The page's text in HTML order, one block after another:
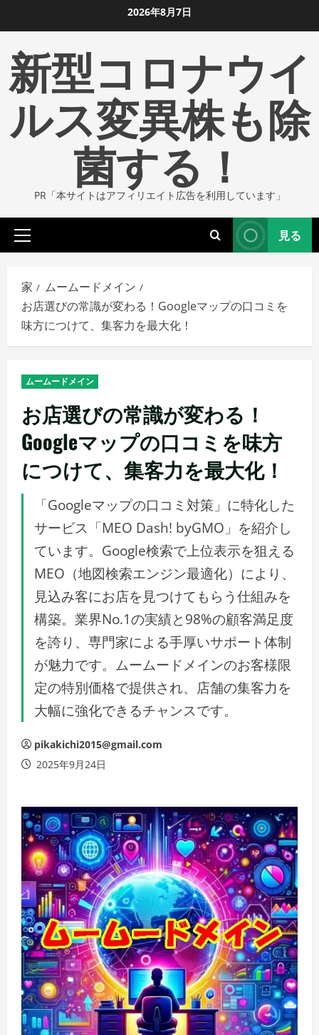
ン
ツ
ま
2026年8月7日
新型コロナウイ
ルス変異株も除
菌する！
PR「本サイトはアフィリエイト広告を利用しています」
プ
イ
マ
リ
メ
ニ
ー
見る
家
ムームードメイン
お店選びの常識が変わる！Googleマップの口コミを
味方につけて、集客力を最大化！
ムームードメイン
お店選びの常識が変わる！
Googleマップの口コミを味方
につけて、集客力を最大化！
「Googleマップの口コミ対策」に特化した
サービス「MEO Dash! byGMO」を紹介し
ています。Google検索で上位表示を狙える
MEO（地図検索エンジン最適化）により、
見込み客にお店を見つけてもらう仕組みを
構築。業界No.1の実績と98%の顧客満足度
を誇り、専門家による手厚いサポート体制
が魅力です。ムームードメインのお客様限
定の特別価格で提供され、店舗の集客力を
大幅に強化できるチャンスです。
pikakichi2015@gmail.com
2025年9月24日